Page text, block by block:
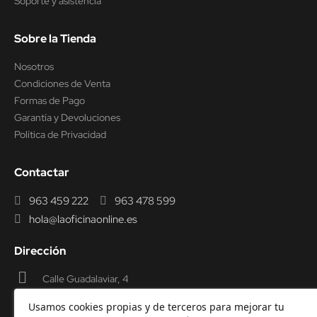
Usamos cookies propias y de terceros para mejorar tu
Sobre la Tienda
Nosotros
Condiciones de Venta
Formas de Pago
Garantía y Devoluciones
Política de Privacidad
Contactar
963 459 222
963 478 599
hola@laoficinaonline.es
Dirección
Calle Guadalaviar, 4